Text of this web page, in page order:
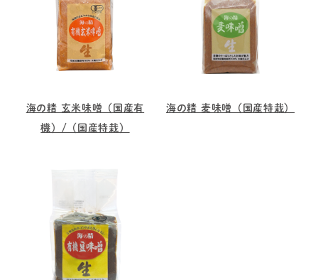
海の精 玄米味噌（国産有
機）/（国産特栽）
海の精 麦味噌（国産特栽）